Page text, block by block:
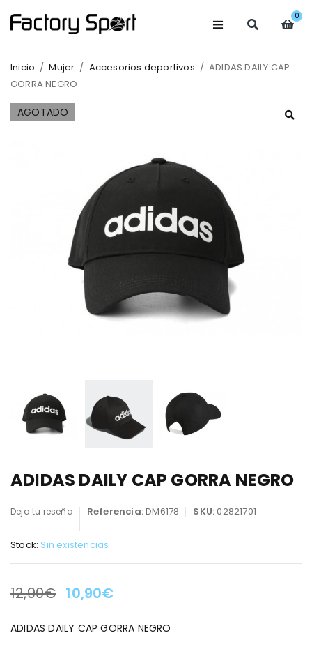
0
Inicio / Mujer / Accesorios deportivos / ADIDAS DAILY CAP
GORRA NEGRO
AGOTADO
ADIDAS DAILY CAP GORRA NEGRO
Deja tu reseña Referencia:DM6178 SKU:02821701
Stock: Sin existencias
LA OFERTA TERMINA EN:
12,90€ 10,90€
ADIDAS DAILY CAP GORRA NEGRO